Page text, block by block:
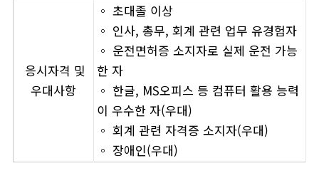
응시자격 및
우대사항
◦ 초대졸 이상
◦ 인사, 총무, 회계 관련 업무 유경험자
◦ 운전면허증 소지자로 실제 운전 가능
한 자
◦ 한글, MS오피스 등 컴퓨터 활용 능력
이 우수한 자(우대)
◦ 회계 관련 자격증 소지자(우대)
◦ 장애인(우대)